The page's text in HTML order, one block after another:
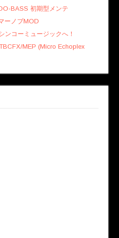
BASS 初期型メンテ
ーノブMOD
ンコーミュージックへ！
MEP (Micro Echoplex